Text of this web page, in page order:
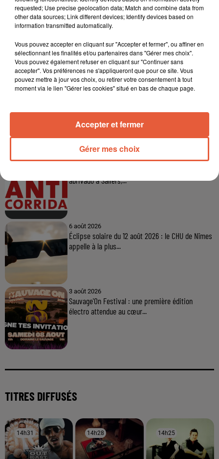
À LA UNE
6 août 2026
abrivado à Saliers,...
6 août 2026
Éclipse solaire du 12 août 2026 : le CHU de Nîmes
appelle à la plus...
3 août 2026
Sauvage'On Festival : une première édition
électro attendue au cœur...
TITRES DIFFUSÉS
14h31
14h31 14h28
14h28 14h25
14h25
requested; Use precise geolocation data; Match and combine data from
other data sources; Link different devices; Identify devices based on
information transmitted automatically.
Vous pouvez accepter en cliquant sur "Accepter et fermer", ou affiner en
sélectionnant les finalités et/ou partenaires dans "Gérer mes choix".
Vous pouvez également refuser en cliquant sur "Continuer sans
accepter". Vos préférences ne s'appliqueront que pour ce site. Vous
pouvez mettre à jour vos choix, ou retirer votre consentement à tout
moment via le lien "Gérer les cookies" situé en bas de chaque page.
Gérer mes choix
Accepter et fermer